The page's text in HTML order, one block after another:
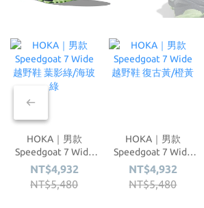
HOKA｜男款
Speedgoat 7 Wide
越野鞋 葉影綠/海玻
綠
NT$4,932
NT$5,480
HOKA｜男款
Speedgoat 7 Wide
越野鞋 復古黃/橙黃
NT$4,932
NT$5,480